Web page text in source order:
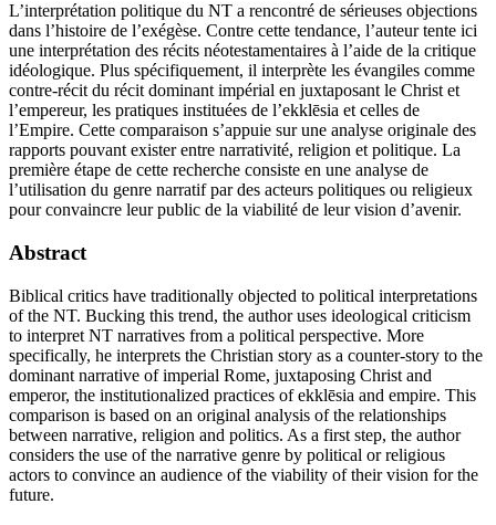
L’interprétation politique du NT a rencontré de sérieuses objections
dans l’histoire de l’exégèse. Contre cette tendance, l’auteur tente ici
une interprétation des récits néotestamentaires à l’aide de la critique
idéologique. Plus spécifiquement, il interprète les évangiles comme
contre-récit du récit dominant impérial en juxtaposant le Christ et
l’empereur, les pratiques instituées de l’ekklēsia et celles de
l’Empire. Cette comparaison s’appuie sur une analyse originale des
rapports pouvant exister entre narrativité, religion et politique. La
première étape de cette recherche consiste en une analyse de
l’utilisation du genre narratif par des acteurs politiques ou religieux
pour convaincre leur public de la viabilité de leur vision d’avenir.
Abstract
Biblical critics have traditionally objected to political interpretations
of the NT. Bucking this trend, the author uses ideological criticism
to interpret NT narratives from a political perspective. More
specifically, he interprets the Christian story as a counter-story to the
dominant narrative of imperial Rome, juxtaposing Christ and
emperor, the institutionalized practices of ekklēsia and empire. This
comparison is based on an original analysis of the relationships
between narrative, religion and politics. As a first step, the author
considers the use of the narrative genre by political or religious
actors to convince an audience of the viability of their vision for the
future.